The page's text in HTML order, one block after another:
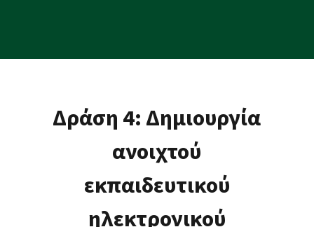
Δράση 4: Δημιουργία
ανοιχτού
εκπαιδευτικού
ηλεκτρονικού